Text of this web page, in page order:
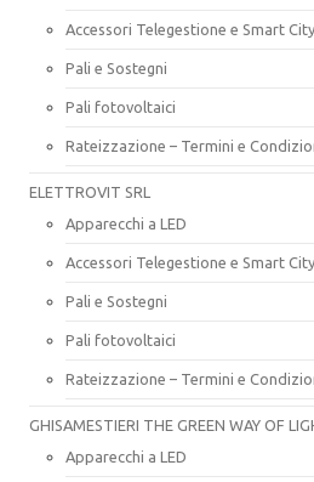
Accessori Telegestione e Smart City
Pali e Sostegni
Pali fotovoltaici
Rateizzazione – Termini e
ELETTROVIT SRL
Apparecchi a LED
Accessori Telegestione e Smart City
Pali e Sostegni
Pali fotovoltaici
Rateizzazione – Termini e
GHISAMESTIERI THE GREEN WAY OF
Apparecchi a LED